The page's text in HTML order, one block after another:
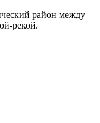
район между
рекой.